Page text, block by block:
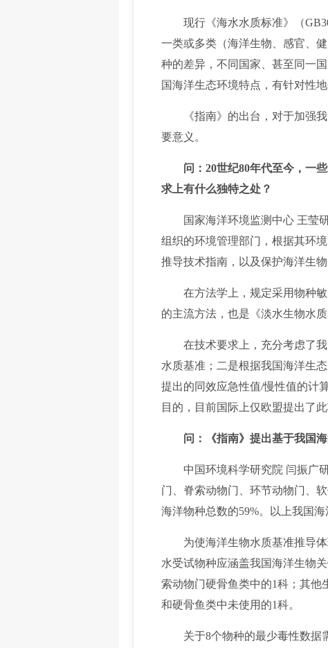
现行《海水水质标准》（
一类或多类（海洋生物、感官、
种的差异，不同国家、甚至同一
国海洋生态环境特点，有针对性
《指南》的出台，对于加强我
要意义。
问：20世纪80年代至今，一
求上有什么独特之处？
国家海洋环境监测中心 王莹研
组织的环境管理部门，根据其环
推导技术指南，以及保护海洋生
在方法学上，规定采用物种敏
的主流方法，也是《淡水生物水
在技术要求上，充分考虑了我
水质基准；二是根据我国海洋生
提出的同效应急性值/慢性值的计
目的，目前国际上仅欧盟提出了此
问：《指南》提出基于我国
中国环境科学研究院 闫振广研
门、脊索动物门、环节动物门、
海洋物种总数的59%。以上我国
为使海洋生物水质基准推导体
水受试物种应涵盖我国海洋生物
索动物门硬骨鱼类中的1科；其他
和硬骨鱼类中未使用的1科。
关于8个物种的最少毒性数据需